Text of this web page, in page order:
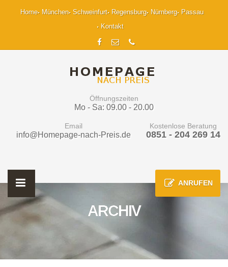
Home München Schweinfurt Regensburg Nürnberg
Passau
Kontakt
Öffnungszeiten
Mo - Sa: 09.00 - 20.00
Email
info@Homepage-nach-Preis.de
Kostenlose Beratung
0851 - 204 269 14
ANRUFEN
ARCHIV